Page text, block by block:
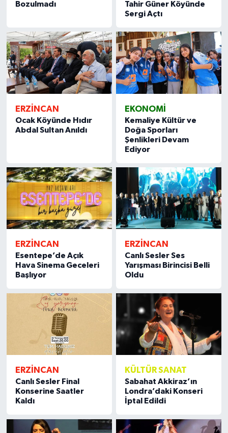
Bozulmadı
Tahir Güner Köyünde
Sergi Açtı
ERZİNCAN
Ocak Köyünde Hıdır
Abdal Sultan Anıldı
EKONOMİ
Kemaliye Kültür ve
Doğa Sporları
Şenlikleri Devam
Ediyor
ERZİNCAN
Esentepe’de Açık
Hava Sinema Geceleri
Başlıyor
ERZİNCAN
Canlı Sesler Ses
Yarışması Birincisi Belli
Oldu
ERZİNCAN
Canlı Sesler Final
Konserine Saatler
Kaldı
KÜLTÜR SANAT
Sabahat Akkiraz’ın
Londra’daki Konseri
İptal Edildi